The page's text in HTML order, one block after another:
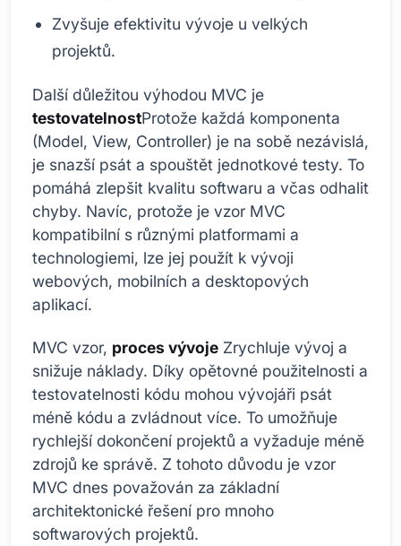
Zvyšuje efektivitu vývoje u velkých
projektů.
Další důležitou výhodou MVC je
testovatelnostProtože každá komponenta
(Model, View, Controller) je na sobě nezávislá,
je snazší psát a spouštět jednotkové testy. To
pomáhá zlepšit kvalitu softwaru a včas odhalit
chyby. Navíc, protože je vzor MVC
kompatibilní s různými platformami a
technologiemi, lze jej použít k vývoji
webových, mobilních a desktopových
aplikací.
MVC vzor, proces vývoje Zrychluje vývoj a
snižuje náklady. Díky opětovné použitelnosti a
testovatelnosti kódu mohou vývojáři psát
méně kódu a zvládnout více. To umožňuje
rychlejší dokončení projektů a vyžaduje méně
zdrojů ke správě. Z tohoto důvodu je vzor
MVC dnes považován za základní
architektonické řešení pro mnoho
softwarových projektů.